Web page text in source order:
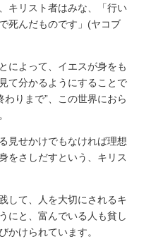
キリスト者はみな、「行い
死んだものです」(ヤコブ
によって、イエスが身をも
て分かるようにすることで
りまで”、この世界におら
見せかけでもなければ理想
をさしだすという、キリス
して、人を大切にされるキ
にと、富んでいる人も貧し
かけられています。